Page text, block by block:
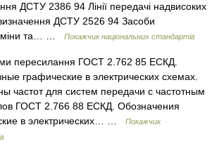
ДСТУ 2386 94 Лінії передачі надвисоких
ДСТУ 2526 94 Засоби
та… …
Покажчик національних стандартів
пересилання ГОСТ 2.762 85 ЕСКД.
графические в электрических схемах.
частот для систем передачи с частотным
ГОСТ 2.766 88 ЕСКД. Обозначения
в электрических… …
Покажчик